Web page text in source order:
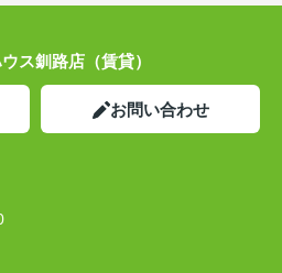
ス釧路店（賃貸）
お問い合わせ